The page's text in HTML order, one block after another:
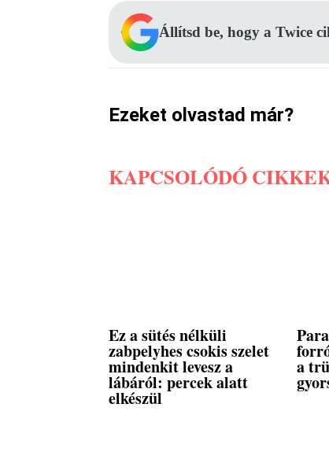
Állítsd be, hogy a Twice
Ezeket olvastad már?
KAPCSOLÓDÓ
Ez a sütés nélküli
zabpelyhes csokis szelet
mindenkit levesz a
lábáról: percek alatt
elkészül
a